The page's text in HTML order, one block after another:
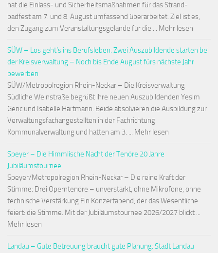
hat die Einlass- und Sicherheitsmaßnahmen für das Strand-
badfest am 7. und 8. August umfassend überarbeitet. Ziel ist es,
den Zugang zum Veranstaltungsgelände für die ... Mehr lesen
SÜW – Los geht’s ins Berufsleben: Zwei Auszubildende starten bei
der Kreisverwaltung – Noch bis Ende August fürs nächste Jahr
bewerben
SÜW/Metropolregion Rhein-Neckar – Die Kreisverwaltung
Südliche Weinstraße begrüßt ihre neuen Auszubildenden Yesim
Genc und Isabelle Hartmann. Beide absolvieren die Ausbildung zur
Verwaltungsfachangestellten in der Fachrichtung
Kommunalverwaltung und hatten am 3. ... Mehr lesen
Speyer – Die Himmlische Nacht der Tenöre 20 Jahre
Jubiläumstournee
Speyer/Metropolregion Rhein-Neckar – Die reine Kraft der
Stimme: Drei Operntenöre – unverstärkt, ohne Mikrofone, ohne
technische Verstärkung Ein Konzertabend, der das Wesentliche
feiert: die Stimme. Mit der Jubiläumstournee 2026/2027 blickt ...
Mehr lesen
Landau – Gute Betreuung braucht gute Planung: Stadt Landau